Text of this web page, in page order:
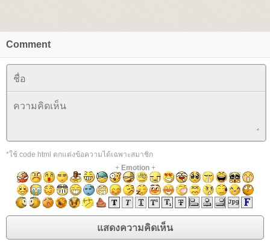
Comment
*ใช้ code html ตกแต่งข้อความได้เฉพาะสมาชิก
+ Emotion+